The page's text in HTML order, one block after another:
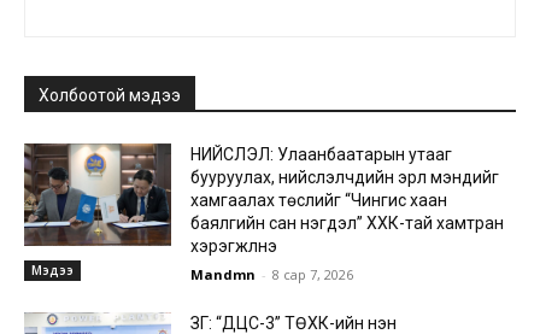
Холбоотой мэдээ
Мэдээ
НИЙСЛЭЛ: Улаанбаатарын утааг
бууруулах, нийслэлчүүдийн эрүүл мэндийг
хамгаалах төслийг “Чингис хаан
баялгийн сан нэгдэл” ХХК-тай хамтран
хэрэгжүүлнэ
Mandmn - 8 сар 7, 2026
ЗГ: “ДЦС-3” ТӨХК-ийн нэн